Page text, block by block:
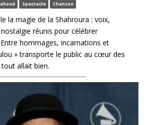
Spectacle Chanson
la magie de la Shahroura : voix,
réunis pour célébrer
Entre hommages, incarnations et
» transporte le public au cœur des
tout allait bien.